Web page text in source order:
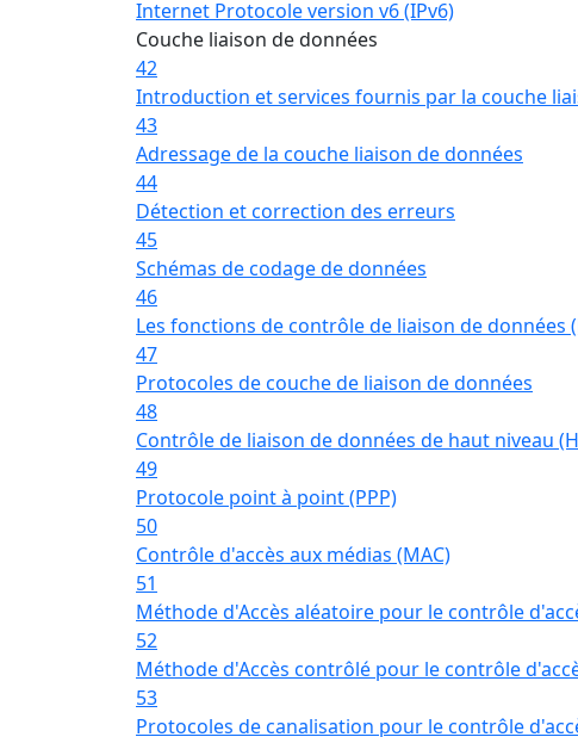
Internet Protocole version v6 (IPv6)
Couche liaison de données
42
Introduction et services fournis par la couche
43
Adressage de la couche liaison de données
44
Détection et correction des erreurs
45
Schémas de codage de données
46
Les fonctions de contrôle de liaison de données
47
Protocoles de couche de liaison de données
48
Contrôle de liaison de données de haut niveau
49
Protocole point à point (PPP)
50
Contrôle d'accès aux médias (MAC)
51
Méthode d'Accès aléatoire pour le contrôle
52
Méthode d'Accès contrôlé pour le contrôle
53
Protocoles de canalisation pour le contrôle